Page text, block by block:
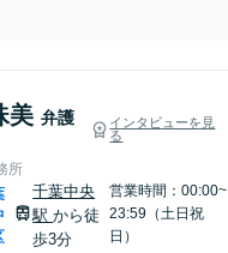
特約も利用可【夜間・
美 弁護
インタビューを見
る
所
千葉中央
駅から徒
歩3分
営業時間：00:00~
23:59（土日祝
日）